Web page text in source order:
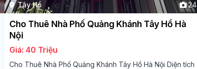
Tây Hồ 24
Cho Thuê Nhà Phố Quảng Khánh Tây Hồ Hà
Nội
Giá: 40 Triệu
Cho Thuê Nhà Phố Quảng Khánh Tây Hồ Hà Nội Diện tích